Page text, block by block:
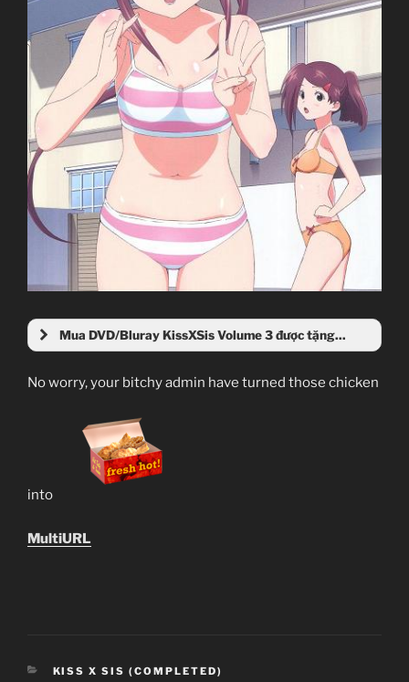
Mua DVD/Bluray KissXSis Volume 3 được tặng...
No worry, your bitchy admin have turned those chicken
into
MultiURL
CATEGORIES
KISS X SIS (COMPLETED)